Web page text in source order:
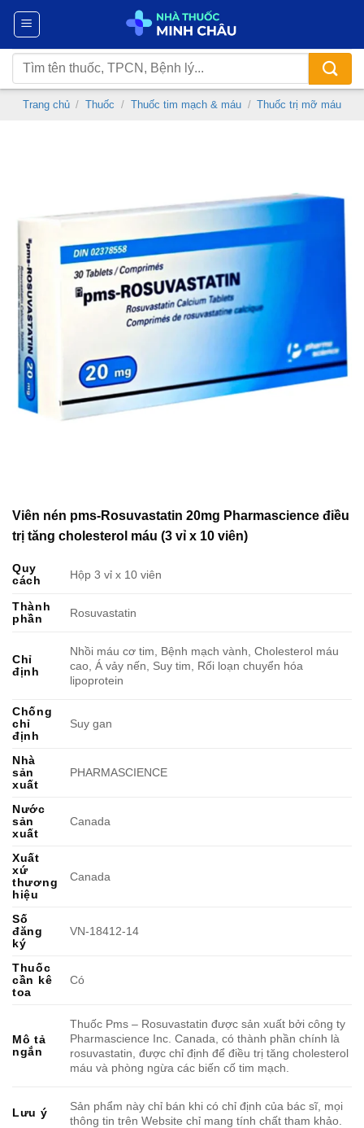
Chuyển
nội
dung
Tìm
kiếm:
Trang chủ / Thuốc / Thuốc tim mạch & máu / Thuốc trị mỡ máu
Viên nén pms-Rosuvastatin 20mg Pharmascience điều
trị tăng cholesterol máu (3 vỉ x 10 viên)
Quy
cách
Hộp 3 vỉ x 10 viên
Thành
phần
Rosuvastatin
Chỉ
định
Nhồi máu cơ tim, Bệnh mạch vành, Cholesterol máu
cao, Á vảy nến, Suy tim, Rối loạn chuyển hóa
lipoprotein
Chống
chỉ
định
Suy gan
Nhà
sản
xuất
PHARMASCIENCE
Nước
sản
xuất
Canada
Xuất
xứ
thương
hiệu
Canada
Số
đăng
ký
VN-18412-14
Thuốc
cần kê
toa
Có
Mô tả
ngắn
Thuốc Pms – Rosuvastatin được sản xuất bởi công ty
Pharmascience Inc. Canada, có thành phần chính là
rosuvastatin, được chỉ định để điều trị tăng cholesterol
máu và phòng ngừa các biến cố tim mạch.
Lưu ý
Sản phẩm này chỉ bán khi có chỉ định của bác sĩ, mọi
thông tin trên Website chỉ mang tính chất tham khảo.